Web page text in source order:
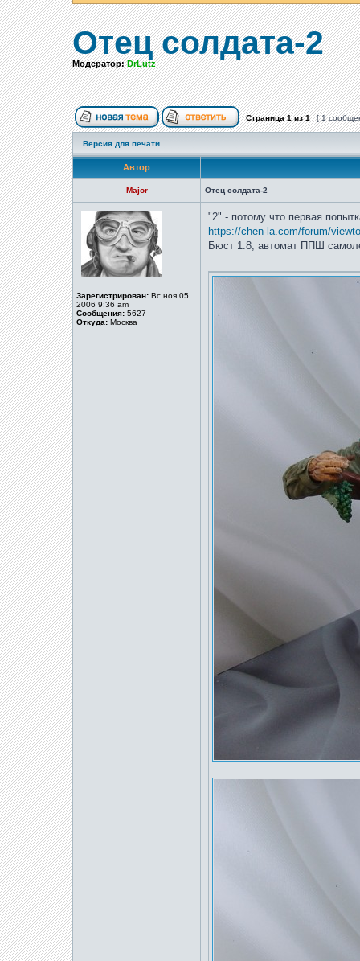
Отец солдата-2
Модератор:DrLutz
Страница1из1 [ 1
Версия для печати
Автор
Major Отец солдата-2
Зарегистрирован: Вс ноя 05,
2006 9:36 am
Сообщения: 5627
Откуда: Москва
"2" - потому что первая
https://chen-la.com/forum/
Бюст 1:8, автомат ППШ